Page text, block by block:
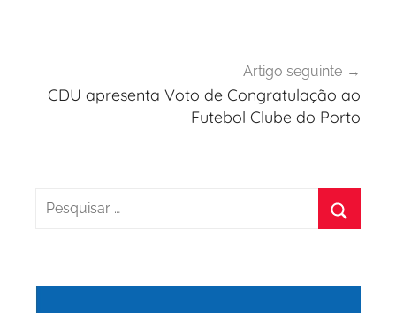
Artigo seguinte
CDU apresenta Voto de Congratulação ao
Futebol Clube do Porto
Pesquisar